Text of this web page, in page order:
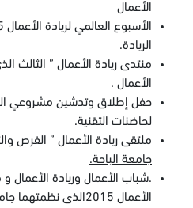
الأعمال
الريادة.
منتدى ريادة الأعمال ” الثالث
الأعمال .
حفل إطلاق وتدشين مشروعي
لحاضنات التقنية.
ملتقى ريادة الأعمال ” الفرص
جامعة الباحة.
.شباب الأعمال وريادة الأعمال و
الأعمال 2015الذى نظمتهما جامعة أم القرى